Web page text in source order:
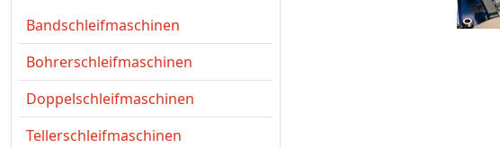
Bandschleifmaschinen
Bohrerschleifmaschinen
Doppelschleifmaschinen
Tellerschleifmaschinen